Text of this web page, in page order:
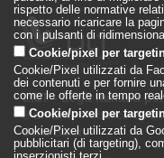
LILT - Lega Italiana
è un Ente Pubblico su
della Salute
rispetto delle normative
necessario ricaricare la
con i pulsanti di
Cookie/pixel per
Cookie/Pixel utilizzati da
dei contenuti e per fornire
come le offerte in tempo
Cookie/pixel per
Cookie/Pixel utilizzati da
pubblicitari (di targeting),